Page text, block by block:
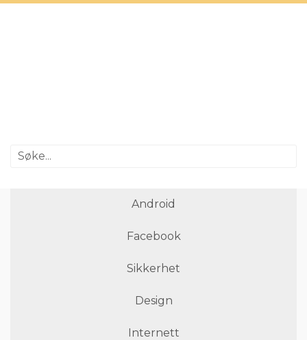
Android
Facebook
Sikkerhet
Design
Internett